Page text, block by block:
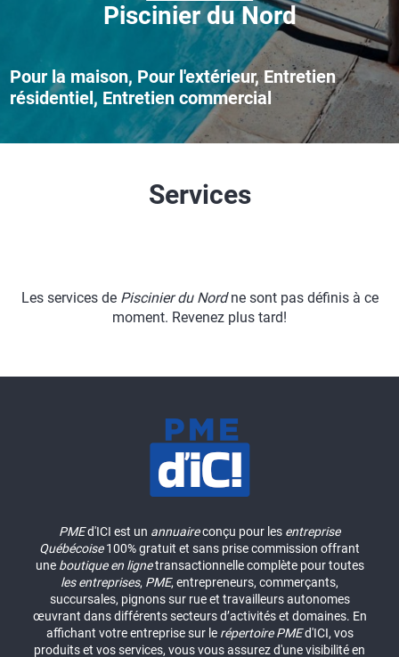
Piscinier du Nord
Pour la maison, Pour l'extérieur, Entretien
résidentiel, Entretien commercial
Services
Les services de Piscinier du Nordne sont pas définis à ce
moment. Revenez plus tard!
PMEd'ICI est un annuaireconçu pour les entreprise
Québécoise100% gratuit et sans prise commission offrant
une boutique en lignetransactionnelle complète pour toutes
les entreprises, PME, entrepreneurs, commerçants,
succursales, pignons sur rue et travailleurs autonomes
œuvrant dans différents secteurs d’activités et domaines. En
affichant votre entreprise sur le répertoire PMEd'ICI, vos
produits et vos services, vous vous assurez d'une visibilité en